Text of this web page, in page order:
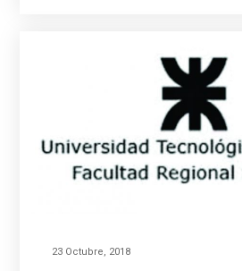
23 Octubre, 2018